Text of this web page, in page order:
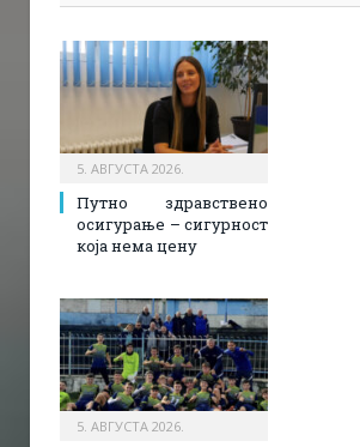
5. АВГУСТА 2026.
Путно здравствено
осигурање – сигурност
која нема цену
5. АВГУСТА 2026.